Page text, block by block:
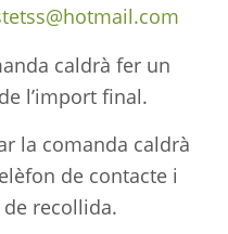
caldrà fer un
l’import final.
la comanda caldrà
de contacte i
recollida.